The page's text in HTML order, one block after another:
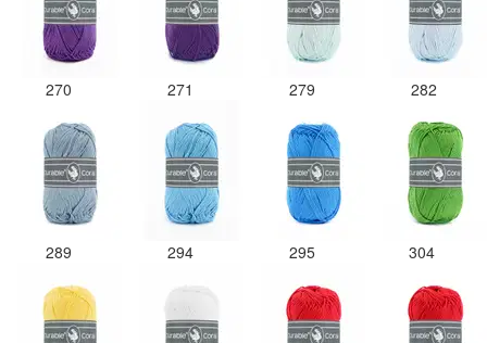
270 271 279 282
289 294 295 304